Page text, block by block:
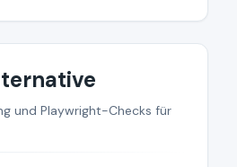
und Playwright-Checks für